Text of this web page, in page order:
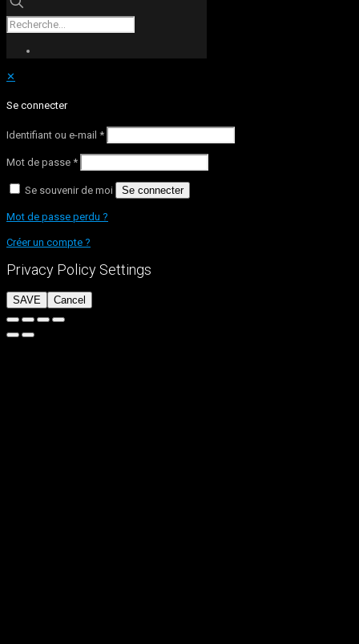
✕
Se connecter
Identifiant ou e-mail *
Mot de passe *
Se souvenir de moi Se connecter
Mot de passe perdu ?
Créer un compte ?
Privacy Policy Settings
SAVE Cancel